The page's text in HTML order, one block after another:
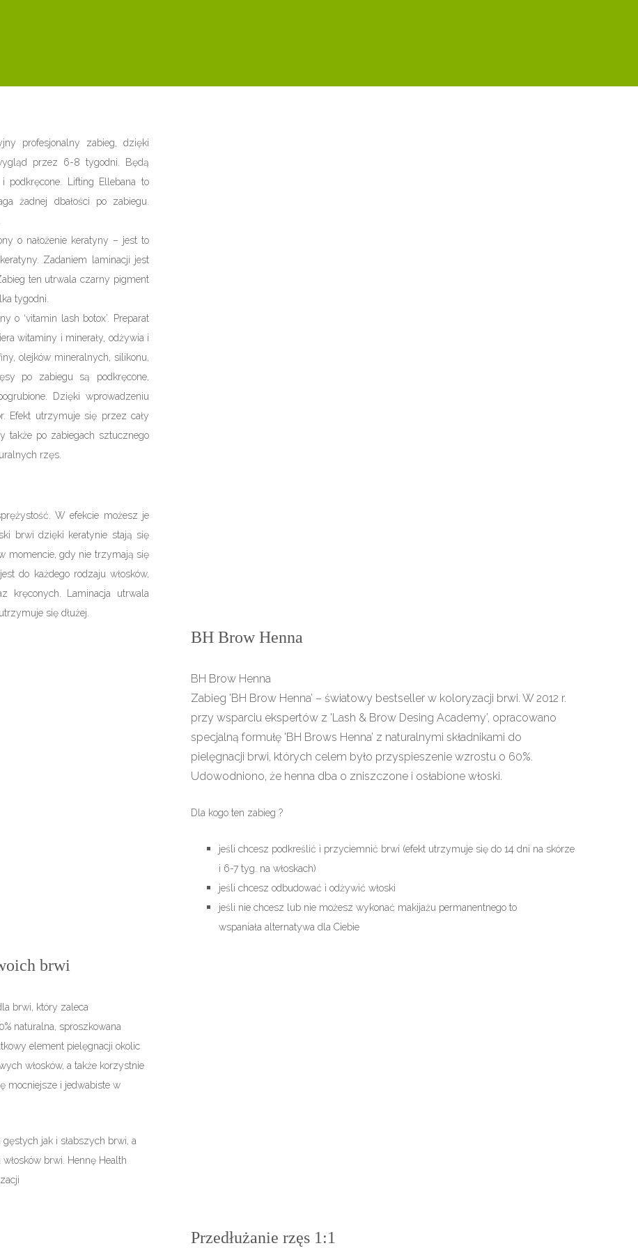
profesjonalny zabieg, dzięki
przez 6-8 tygodni. Będą
podkręcone. Lifting Ellebana to
żadnej dbałości po zabiegu.
o nałożenie keratyny – jest to
Zadaniem laminacji jest
ten utrwala czarny pigment
tygodni.
o ‘vitamin lash botox’. Preparat
witaminy i minerały, odżywia i
olejków mineralnych, silikonu,
po zabiegu są podkręcone,
Dzięki wprowadzeniu
Efekt utrzymuje się przez cały
także po zabiegach sztucznego
rzęs.
W efekcie możesz je
brwi dzięki keratynie stają się
momencie, gdy nie trzymają się
do każdego rodzaju włosków,
kręconych. Laminacja utrwala
się dłużej.
BH Brow Henna
BH Brow Henna
Zabieg 'BH Brow Henna’ – światowy bestseller w koloryzacji brwi. W 2012 r.
przy wsparciu ekspertów z 'Lash & Brow Desing Academy’, opracowano
specjalną formułę 'BH Brows Henna’ z naturalnymi składnikami do
pielęgnacji brwi, których celem było przyspieszenie wzrostu o 60%.
Udowodniono, że henna dba o zniszczone i osłabione włoski.
Dla kogo ten zabieg ?
jeśli chcesz podkreślić i przyciemnić brwi (efekt utrzymuje się do 14 dni na skórze
i 6-7 tyg. na włoskach)
jeśli chcesz odbudować i odżywić włoski
jeśli nie chcesz lub nie możesz wykonać makijażu permanentnego to
wspaniała alternatywa dla Ciebie
brwi
brwi, który zaleca
naturalna, sproszkowana
element pielęgnacji okolic
włosków, a także korzystnie
mocniejsze i jedwabiste w
jak i słabszych brwi, a
brwi. Hennę Health
Przedłużanie rzęs 1:1